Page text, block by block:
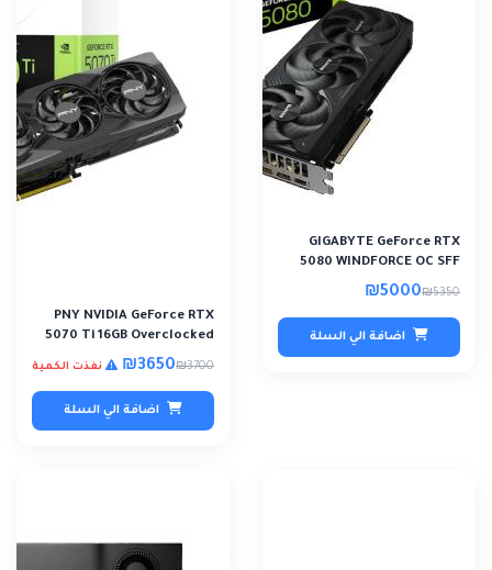
GIGABYTE GeForce RTX
5080 WINDFORCE OC SFF
₪5350
₪5000
اضافة الي السلة
PNY NVIDIA GeForce RTX
5070 Ti 16GB Overclocked
Graphics
₪3700
₪3650 نفذت الكمية
اضافة الي السلة